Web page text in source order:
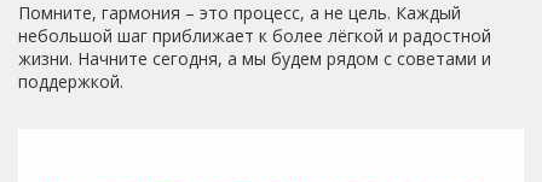
Помните, гармония – это процесс, а не цель. Каждый
небольшой шаг приближает к более лёгкой и радостной
жизни. Начните сегодня, а мы будем рядом с советами и
поддержкой.